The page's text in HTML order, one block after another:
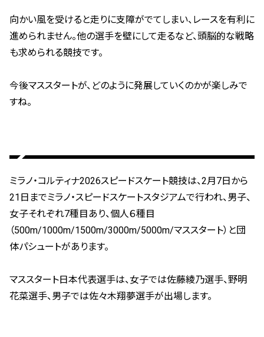
向かい風を受けると走りに支障がでてしまい、レースを有利に
進められません。他の選手を壁にして走るなど、頭脳的な戦略
も求められる競技です。
今後マススタートが、どのように発展していくのかが楽しみで
すね。
ミラノ・コルティナ2026スピードスケート競技は、2月7日から
21日までミラノ・スピードスケートスタジアムで行われ、男子、
女子それぞれ7種目あり、個人６種目
（500m/1000m/1500m/3000m/5000m/マススタート）と団
体パシュートがあります。
マススタート日本代表選手は、女子では佐藤綾乃選手、野明
花菜選手、男子では佐々木翔夢選手が出場します。